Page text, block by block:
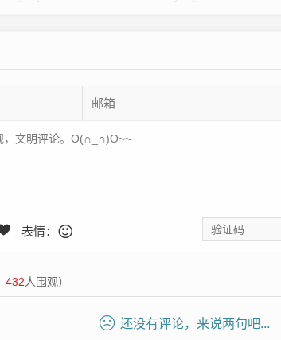
表情：
432人围观）
还没有评论，来说两句吧...